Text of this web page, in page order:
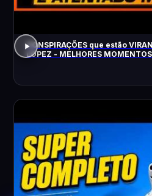
CONSPIRAÇÕES que estão
LOPEZ - MELHORES MOMENTOS